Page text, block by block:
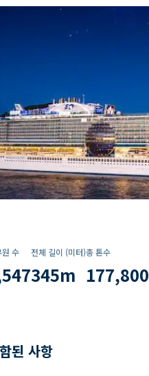
원 수 전체 길이 (미터)
345m
총 톤수
177,800
된 사항